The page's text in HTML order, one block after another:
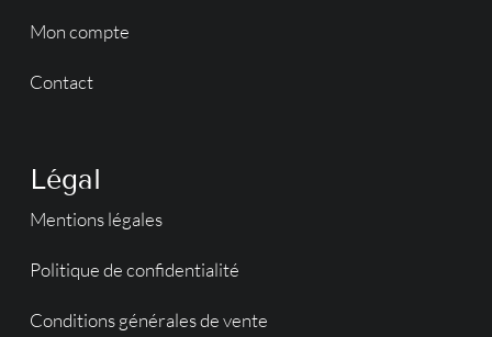
Mon compte
Contact
Légal
Mentions légales
Politique de confidentialité
Conditions générales de vente